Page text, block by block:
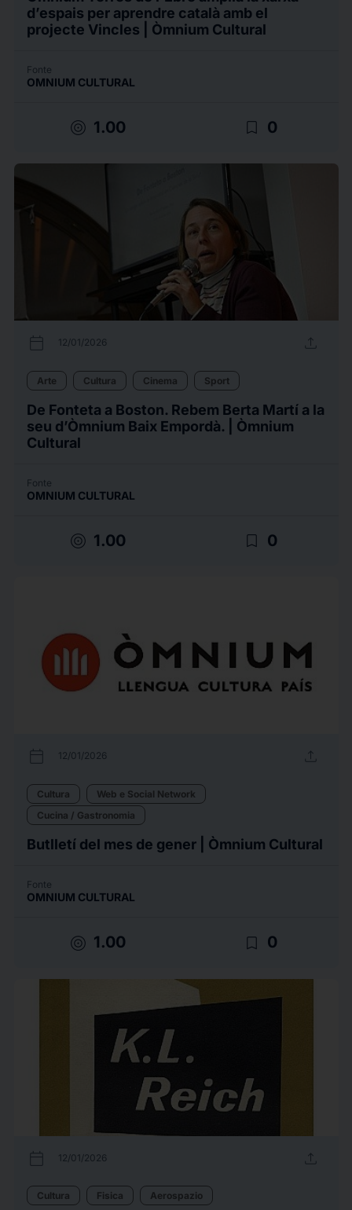
d’espais per aprendre català amb el
projecte Vincles | Òmnium Cultural
Fonte
OMNIUM CULTURAL
target 1.00 bookmark_border 0
calendar_today 12/01/2026 upload
Arte Cultura Cinema Sport
De Fonteta a Boston. Rebem Berta Martí a la
seu d’Òmnium Baix Empordà. | Òmnium
Cultural
Fonte
OMNIUM CULTURAL
target 1.00 bookmark_border 0
calendar_today 12/01/2026 upload
Cultura
Web e Social Network
Cucina / Gastronomia
Butlletí del mes de gener | Òmnium Cultural
Fonte
OMNIUM CULTURAL
target 1.00 bookmark_border 0
calendar_today 12/01/2026 upload
Cultura Fisica Aerospazio